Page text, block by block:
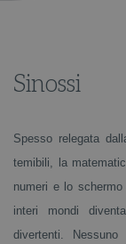
Sinossi
Spesso relegata
temibili, la
numeri e lo
interi mondi
divertenti.